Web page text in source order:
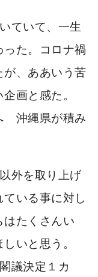
ていて、一生
た。コロナ禍
、ああいう苦
画と感た。
沖縄県が積み
外を取り上げ
いる事に対し
たくさんい
いと思う。
議決定１カ